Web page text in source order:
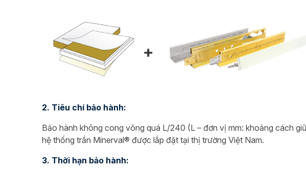
2. Tiêu chí bảo hành:
Bảo hành không cong võng quá L/240 (L – đơn vị mm: khoảng cách
hệ thống trần Minerval® được lắp đặt tại thị trường Việt Nam.
3. Thời hạn bảo hành: